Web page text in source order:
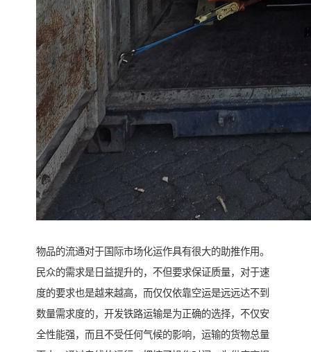
物品的流通对于国际市场化运作具有很大的助推作用。
民众的需求是日益提升的，不但要求保证质量，对于速
度的要求也是越来越高，而仅仅依靠空运是远远达不到
数量需求度的，开发铁路运输是为正确的选择，不仅安
全性能强，而且不受任何气候的影响，运输的货物总量